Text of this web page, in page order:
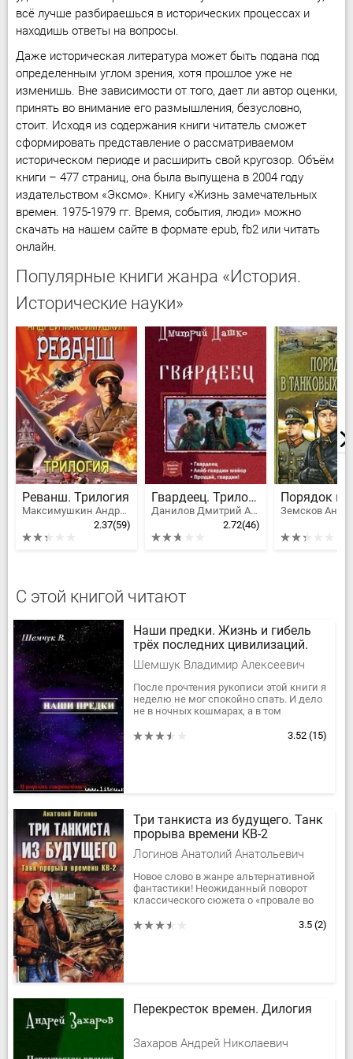
всё лучше разбираешься в исторических процессах и
находишь ответы на вопросы.
Даже историческая литература может быть подана под
определенным углом зрения, хотя прошлое уже не
изменишь. Вне зависимости от того, дает ли автор оценки,
принять во внимание его размышления, безусловно,
стоит. Исходя из содержания книги читатель сможет
сформировать представление о рассматриваемом
историческом периоде и расширить свой кругозор. Объём
книги – 477 страниц, она была выпущена в 2004 году
издательством «Эксмо». Книгу «Жизнь замечательных
времен. 1975-1979 гг. Время, события, люди» можно
скачать на нашем сайте в формате epub, fb2 или читать
онлайн.
Популярные книги жанра «История.
Исторические науки»
Реванш. Трилогия
Максимушкин Андрей Владимирович
2.37(59)
Гвардеец. Трилогия
Данилов Дмитрий Алексеевич
2.72(46)
Земсков
С этой книгой читают
Hаши предки. Жизнь и гибель
трёх последних цивилизаций.
Шемшук Владимир Алексеевич
После прочтения рукописи этой книги я
неделю не мог спокойно спать. И дело
не в ночных кошмарах, а в том
буквально с первых глав этого... 3.52 (15)
Три танкиста из будущего. Танк
прорыва времени КВ-2
Логинов Анатолий Анатольевич
Новое слово в жанре альтернативной
фантастики! Неожиданный поворот
классического сюжета о «провале во
года, трое наших современников не...
3.5 (2)
Перекресток времен. Дилогия
Захаров Андрей Николаевич